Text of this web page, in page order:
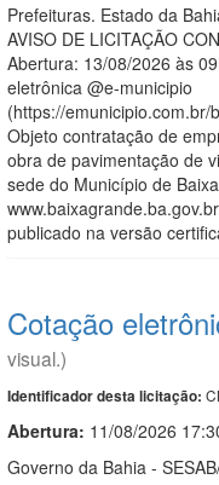
Prefeituras. Estado da
AVISO DE LICITAÇÃO
Abertura: 13/08/2026 às
eletrônica @e-municipio
(https://
Objeto contratação de
obra de pavimentação de
sede do Município de
publicado na versão
Cotação
visual.)
Identificador desta licitação:
Abertura: 11/08/2026
Governo da Bahia -